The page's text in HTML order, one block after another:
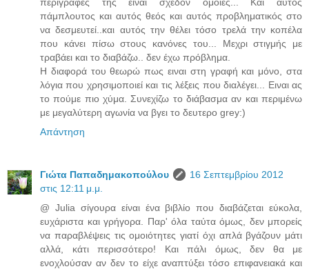
πάμπλουτος και αυτός θεός και αυτός προβληματικός στο
να δεσμευτεί..και αυτός την θέλει τόσο τρελά την κοπέλα
που κάνει πίσω στους κανόνες του... Μεχρι στιγμής με
τραβάει και το διαβάζω.. δεν έχω πρόβλημα.
Η διαφορά του θεωρώ πως ειναι στη γραφή και μόνο, στα
λόγια που χρησιμοποιεί και τις λέξεις που διαλέγει... Ειναι ας
το πούμε πιο χύμα. Συνεχίζω το διάβασμα αν και περιμένω
με μεγαλύτερη αγωνία να βγει το δευτερο grey:)
Απάντηση
Γιώτα Παπαδημακοπούλου
16 Σεπτεμβρίου 2012
στις 12:11 μ.μ.
@ Julia σίγουρα είναι ένα βιβλίο που διαβάζεται εύκολα,
ευχάριστα και γρήγορα. Παρ' όλα ταύτα όμως, δεν μπορείς
να παραβλέψεις τις ομοιότητες γιατί όχι απλά βγάζουν μάτι
αλλά, κάτι περισσότερο! Και πάλι όμως, δεν θα με
ενοχλούσαν αν δεν το είχε αναπτύξει τόσο επιφανειακά και